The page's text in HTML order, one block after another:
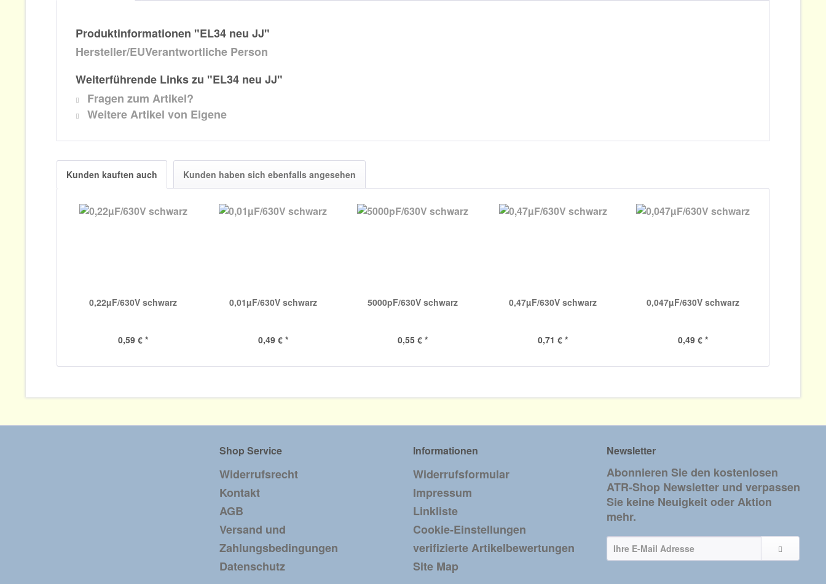
Produktinformationen "EL34 neu JJ"
Hersteller/EUVerantwortliche Person
Weiterführende Links zu "EL34 neu JJ"
Fragen zum Artikel?
Weitere Artikel von Eigene
Kunden kauften auch Kunden haben sich ebenfalls angesehen
0,22µF/630V schwarz
0,59 € *
0,01µF/630V schwarz
0,49 € *
5000pF/630V schwarz
0,55 € *
0,47µF/630V schwarz
0,71 € *
0,047µF/630V schwarz
0,49 € *
Shop Service
Widerrufsrecht
Kontakt
AGB
Versand und
Zahlungsbedingungen
Datenschutz
Informationen
Widerrufsformular
Impressum
Linkliste
Cookie-Einstellungen
verifizierte Artikelbewertungen
Site Map
Newsletter
Abonnieren Sie den kostenlosen
ATR-Shop Newsletter und verpassen
Sie keine Neuigkeit oder Aktion
mehr.